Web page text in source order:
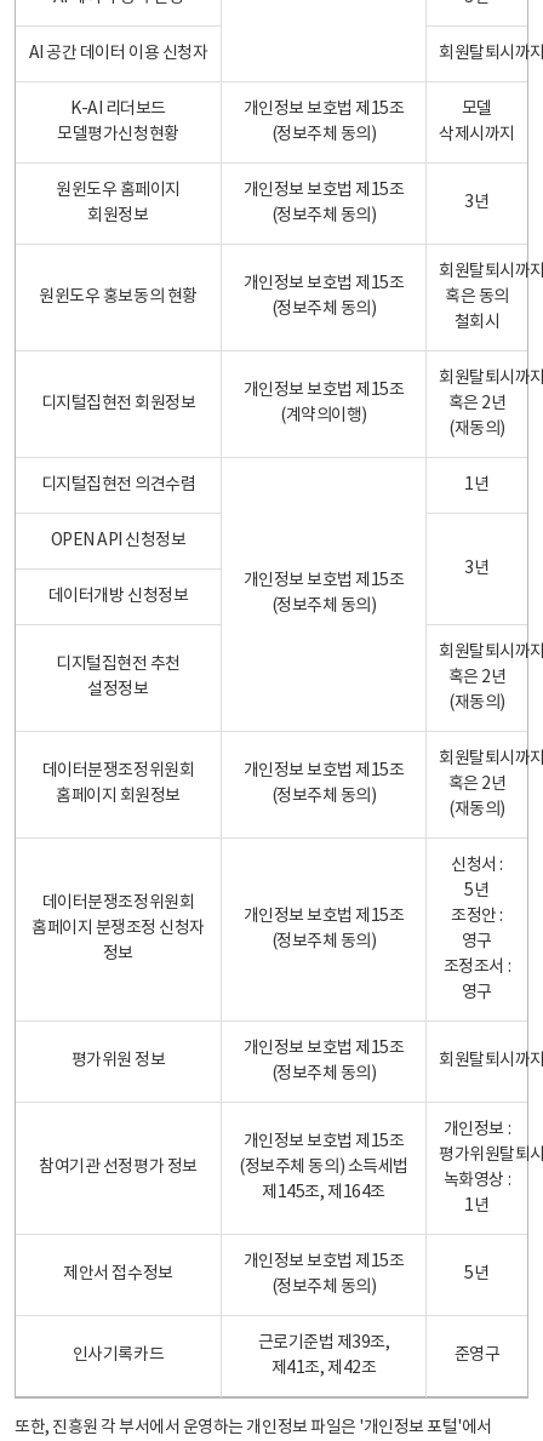
AI 공간 데이터 이용 신청자 회원탈퇴시까
K-AI 리더보드
모델평가신청현황
개인정보 보호법 제15조
(정보주체 동의)
모델
삭제시까지
원윈도우 홈페이지
회원정보
개인정보 보호법 제15조
(정보주체 동의)
3년
원윈도우 홍보동의 현황
개인정보 보호법 제15조
(정보주체 동의)
회원탈퇴시까
혹은 동의
철회시
디지털집현전 회원정보
개인정보 보호법 제15조
(계약의이행)
회원탈퇴시까
혹은 2년
(재동의)
디지털집현전 의견수렴
개인정보 보호법 제15조
(정보주체 동의)
1년
OPEN API 신청정보
3년
데이터개방 신청정보
디지털집현전 추천
설정정보
회원탈퇴시까
혹은 2년
(재동의)
데이터분쟁조정위원회
홈페이지 회원정보
개인정보 보호법 제15조
(정보주체 동의)
회원탈퇴시까
혹은 2년
(재동의)
데이터분쟁조정위원회
홈페이지 분쟁조정 신청자
정보
개인정보 보호법 제15조
(정보주체 동의)
신청서 :
5년
조정안 :
영구
조정조서 :
영구
평가위원 정보
개인정보 보호법 제15조
(정보주체 동의)
회원탈퇴시까
참여기관 선정평가 정보
개인정보 보호법 제15조
(정보주체 동의) 소득세법
제145조, 제164조
개인정보 :
평가위원탈퇴
녹화영상 :
1년
제안서 접수정보
개인정보 보호법 제15조
(정보주체 동의)
5년
인사기록카드
근로기준법 제39조,
제41조, 제42조
준영구
또한, 진흥원 각 부서에서 운영하는 개인정보 파일은 '개인정보 포털'에서